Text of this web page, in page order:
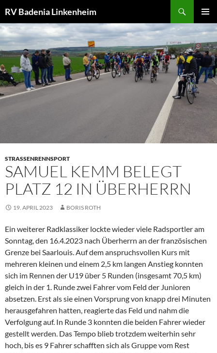
Inhalt
springen
RV Badenia Linkenheim
MENÜ
STRASSENRENNSPORT
SAMUEL KEMM BELEGT
PLATZ 12 IN ÜBERHERRN
19. APRIL 2023 BORIS ROTH
Ein weiterer Radklassiker lockte wieder viele Radsportler am
Sonntag, den 16.4.2023 nach Überherrn an der französischen
Grenze bei Saarlouis. Auf dem anspruchsvollen Kurs mit
mehreren kleinen und einem 2,5 km langen Anstieg konnten
sich im Rennen der U19 über 5 Runden (insgesamt 70,5 km)
gleich in der 1. Runde zwei Fahrer vom Feld der Junioren
absetzen. Erst als sie einen Vorsprung von knapp drei Minuten
herausgefahren hatten, reagierte das Feld und nahm die
Verfolgung auf. In Runde 3 konnten die beiden Fahrer wieder
gestellt werden. Das Tempo blieb trotzdem weiterhin sehr
hoch, bis es 9 Fahrer schafften sich als Gruppe vom Rest